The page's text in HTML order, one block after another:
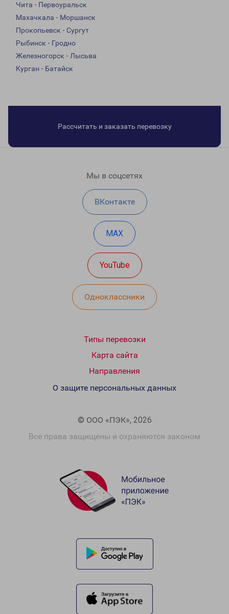
Чита - Первоуральск
Махачкала - Моршанск
Прокопьевск - Сургут
Рыбинск - Гродно
Железногорск - Лысьва
Курган - Батайск
Рассчитать и заказать перевозку
Мы в соцсетях
ВКонтакте
MAX
YouTube
Одноклассники
Типы перевозки
Карта сайта
Направления
© ООО «ПЭК», 2026
Все права защищены и охраняются законом
О защите персональных данных